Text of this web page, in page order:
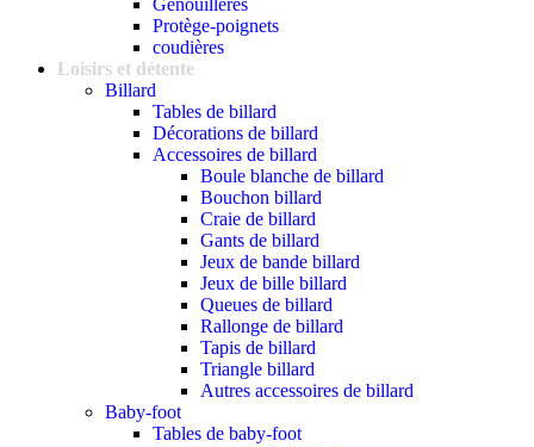
Genouillères
Protège-poignets
coudières
Loisirs et détente
Billard
Tables de billard
Décorations de billard
Accessoires de billard
Boule blanche de billard
Bouchon billard
Craie de billard
Gants de billard
Jeux de bande billard
Jeux de bille billard
Queues de billard
Rallonge de billard
Tapis de billard
Triangle billard
Autres accessoires de billard
Baby-foot
Tables de baby-foot